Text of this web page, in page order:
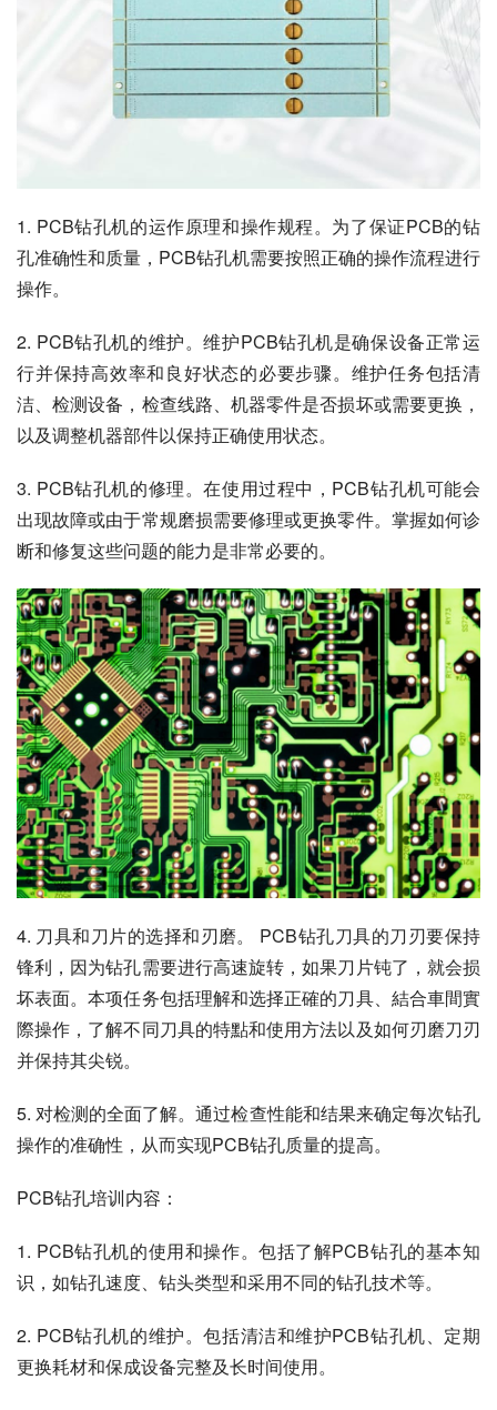
1. PCB钻孔机的运作原理和操作规程。为了保证PCB的钻
孔准确性和质量，PCB钻孔机需要按照正确的操作流程进行
操作。
2. PCB钻孔机的维护。维护PCB钻孔机是确保设备正常运
行并保持高效率和良好状态的必要步骤。维护任务包括清
洁、检测设备，检查线路、机器零件是否损坏或需要更换，
以及调整机器部件以保持正确使用状态。
3. PCB钻孔机的修理。在使用过程中，PCB钻孔机可能会
出现故障或由于常规磨损需要修理或更换零件。掌握如何诊
断和修复这些问题的能力是非常必要的。
4. 刀具和刀片的选择和刃磨。 PCB钻孔刀具的刀刃要保持
锋利，因为钻孔需要进行高速旋转，如果刀片钝了，就会损
坏表面。本项任务包括理解和选择正確的刀具、結合車間實
際操作，了解不同刀具的特點和使用方法以及如何刃磨刀刃
并保持其尖锐。
5. 对检测的全面了解。通过检查性能和结果来确定每次钻孔
操作的准确性，从而实现PCB钻孔质量的提高。
PCB钻孔培训内容：
1. PCB钻孔机的使用和操作。包括了解PCB钻孔的基本知
识，如钻孔速度、钻头类型和采用不同的钻孔技术等。
2. PCB钻孔机的维护。包括清洁和维护PCB钻孔机、定期
更换耗材和保成设备完整及长时间使用。